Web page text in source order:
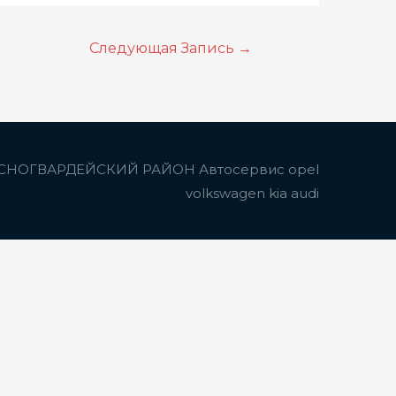
Следующая Запись →
РАЙОН Автосервис opel
volkswagen kia audi